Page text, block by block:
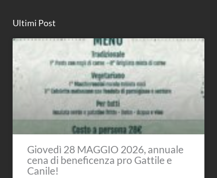
Ultimi Post
Giovedì 28 MAGGIO 2026, annuale
cena di beneficenza pro Gattile e
Canile!